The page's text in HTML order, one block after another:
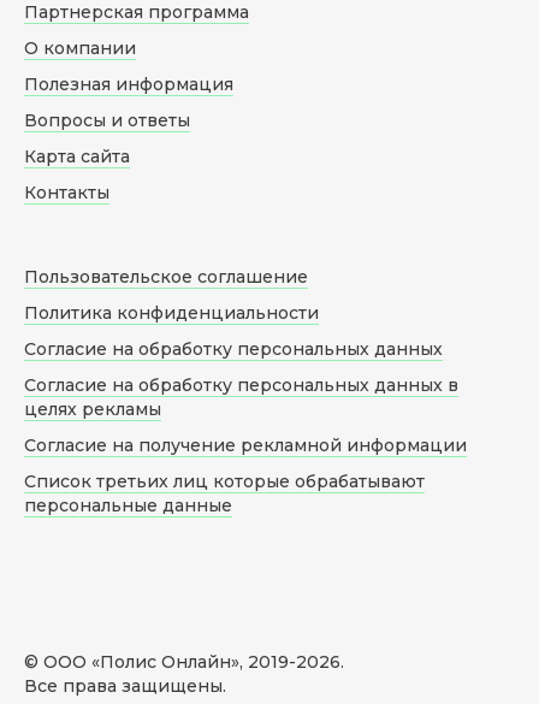
© ООО «Полис Онлайн», 2019-2026.
Все права защищены.
Партнерская программа
О компании
Полезная информация
Вопросы и ответы
Карта сайта
Контакты
Пользовательское соглашение
Политика конфиденциальности
Согласие на обработку персональных данных
Согласие на обработку персональных данных в
целях рекламы
Согласие на получение рекламной информации
Список третьих лиц которые обрабатывают
персональные данные